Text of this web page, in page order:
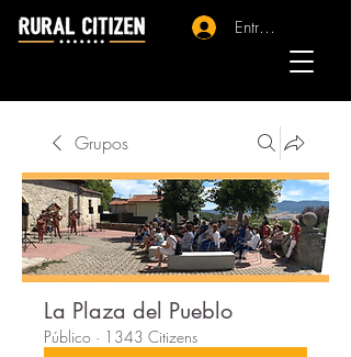
Entrar - Registro
Grupos
La Plaza del Pueblo
Público · 1343 Citizens